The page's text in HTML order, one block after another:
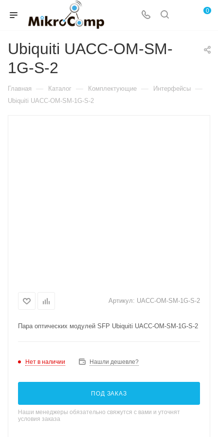
0
Ubiquiti UACC-OM-SM-
1G-S-2
Главная — Каталог — Комплектующие — Интерфейсы —
Ubiquiti UACC-OM-SM-1G-S-2
Артикул: UACC-OM-SM-1G-S-2
Пара оптических модулей SFP Ubiquiti UACC-OM-SM-1G-S-2
Нет в наличии Нашли дешевле?
ПОД ЗАКАЗ
Наши менеджеры обязательно свяжутся с вами и уточнят
условия заказа